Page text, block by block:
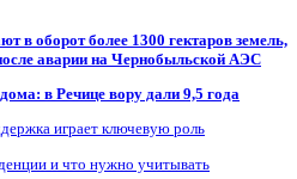
в оборот более 1300 гектаров земель,
аварии на Чернобыльской АЭС
в Речице вору дали 9,5 года
играет ключевую роль
и что нужно учитывать